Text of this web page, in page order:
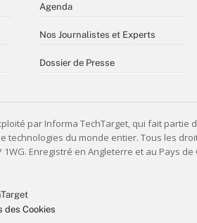
Agenda
Nos Journalistes et Experts
Dossier de Presse
des Cookies